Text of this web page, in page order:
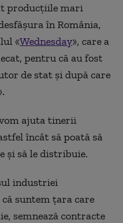
producțiile mari
în România,
«Wednesday», care a
pentru că au fost
de stat și după care
ajuta tinerii
încât să poată să
și să le distribuie.
industriei
suntem țara care
semnează contracte